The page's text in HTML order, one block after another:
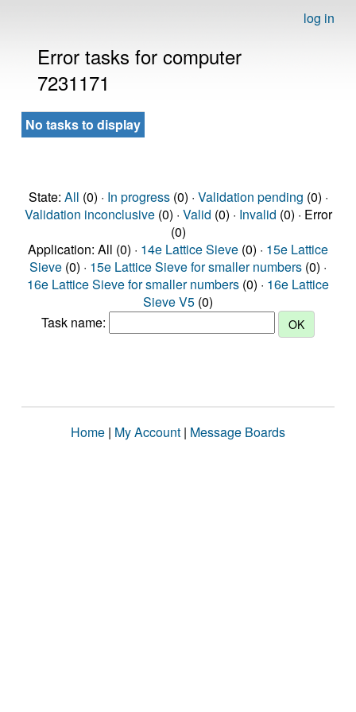
log in
Error tasks for computer
7231171
No tasks to display
State: All (0) · In progress(0) · Validation pending (0) ·
Validation inconclusive(0) · Valid (0) · Invalid (0) · Error
(0)
Application: All (0) · 14e Lattice Sieve (0) · 15e Lattice
Sieve (0) · 15e Lattice Sieve for smaller numbers (0) ·
16e Lattice Sieve for smaller numbers (0) · 16e Lattice
Sieve V5 (0)
Task name:
Home | My Account | Message Boards